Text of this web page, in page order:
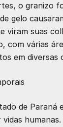
o granizo
gelo
viram suas
com várias
em diversas
de Paraná